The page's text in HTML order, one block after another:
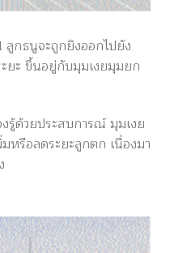
ลูกธนูจะถูกยิงออกไปยัง
ยะ ขึ้นอยู่กับมุมเงยมุมยก
รู้ด้วยประสบการณ์ มุมเงย
หรือลดระยะลูกตก เนื่องมา